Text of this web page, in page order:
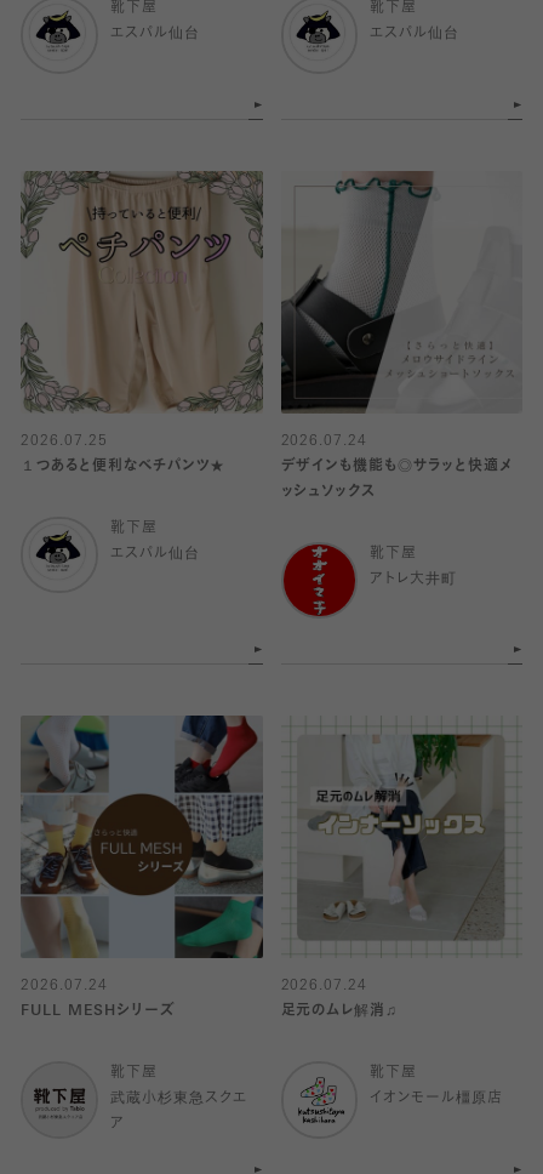
靴下屋
エスパル仙台
靴下屋
エスパル仙台
2026.07.25
１つあると便利なベチパンツ★
靴下屋
エスパル仙台
2026.07.24
デザインも機能も◎サラッと快適メ
ッシュソックス
靴下屋
アトレ大井町
2026.07.24
FULL MESHシリーズ
靴下屋
武蔵小杉東急スクエ
ア
2026.07.24
足元のムレ解消♫
靴下屋
イオンモール橿原店